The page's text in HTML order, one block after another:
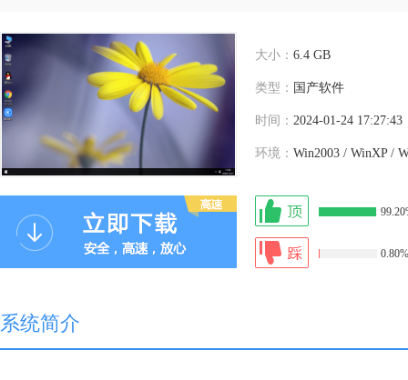
大小： 6.4 GB
类型： 国产软件
时间： 2024-01-24 17:27:43
环境： Win2003 / WinXP /
0.80%
系统简介